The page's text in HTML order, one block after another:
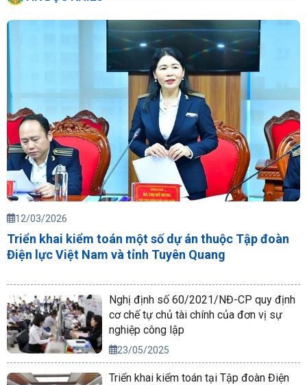
12/03/2026
Triển khai kiểm toán một số dự án thuộc Tập đoàn
Điện lực Việt Nam và tỉnh Tuyên Quang
Nghị định số 60/2021/NĐ-CP quy định
cơ chế tự chủ tài chính của đơn vị sự
nghiệp công lập
23/05/2025
Triển khai kiểm toán tại Tập đoàn Điện